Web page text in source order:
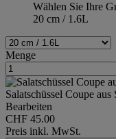
Wählen Sie Ihre
20 cm / 1.6L
Menge
Salatschüssel Coupe aus
Bearbeiten
CHF 45.00
Preis inkl. MwSt.